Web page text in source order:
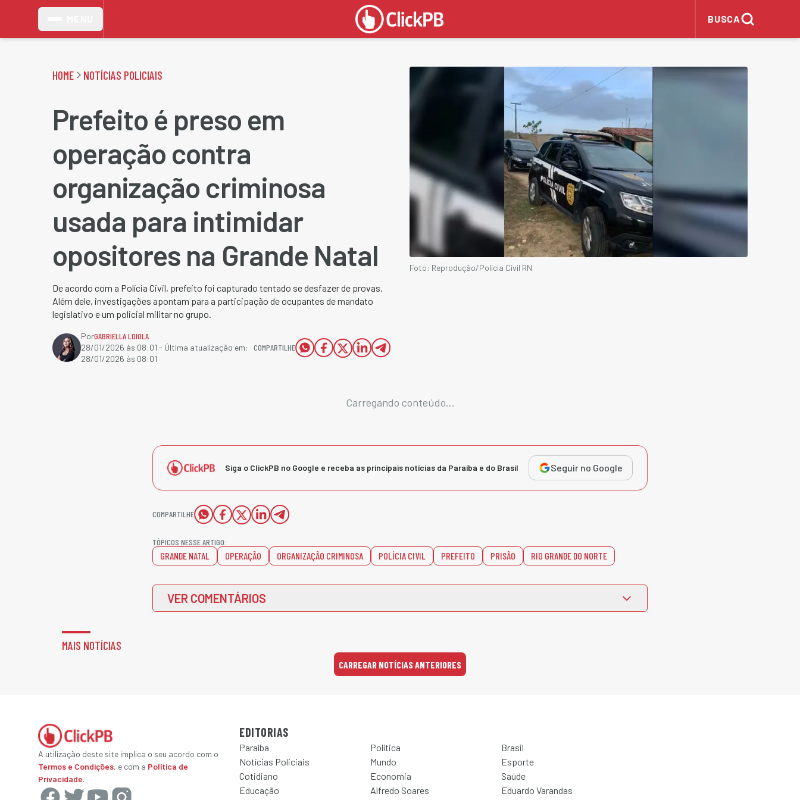
BUSCA
HOME NOTÍCIAS POLICIAIS
Prefeito é preso em
operação contra
organização criminosa
usada para intimidar
opositores na Grande Natal
De acordo com a Polícia Civil, prefeito foi capturado tentado se desfazer de provas.
Além dele, investigações apontam para a participação de ocupantes de mandato
legislativo e um policial militar no grupo.
PorGABRIELLA LOIOLA
28/01/2026 às 08:01 - Última atualização em:
28/01/2026 às 08:01
COMPARTILHE
Foto: Reprodução/Polícia Civil RN
Carregando conteúdo...
Siga o ClickPB no Google e receba as principais notícias da Paraíba e do Brasil Seguir no Google
COMPARTILHE
TÓPICOS NESSE ARTIGO:
GRANDE NATAL OPERAÇÃO ORGANIZAÇÃO CRIMINOSA POLÍCIA CIVIL PREFEITO PRISÃO RIO GRANDE DO NORTE
VER COMENTÁRIOS
MAIS NOTÍCIAS
CARREGAR NOTÍCIAS ANTERIORES
A utilização deste site implica o seu acordo com o
Termos e Condições, e com a Política de
Privacidade.
EDITORIAS
Paraíba Política
Brasil
Notícias Policiais
Mundo
Esporte
Cotidiano
Economia
Saúde
Educação
Alfredo Soares
Eduardo Varandas